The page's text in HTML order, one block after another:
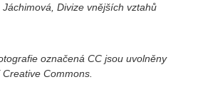
Divize vnějších vztahů
označená CC jsou uvolněny
Commons.